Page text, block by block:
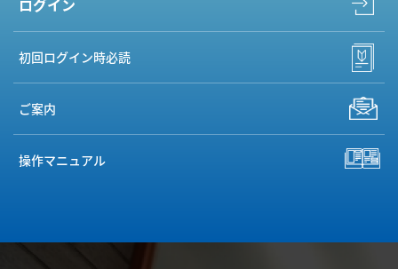
ログイン
初回ログイン時必読
ご案内
操作マニュアル